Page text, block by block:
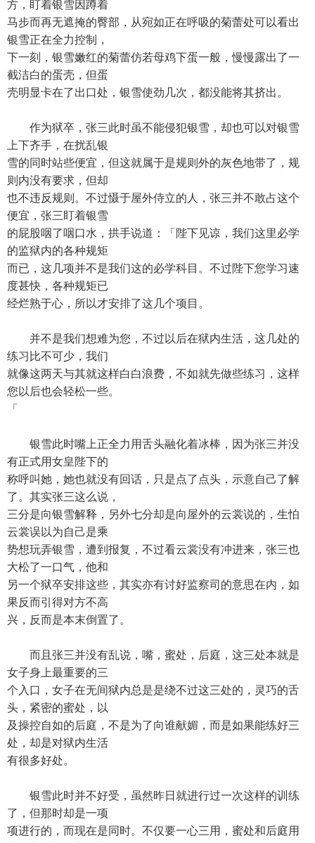
方，盯着银雪因蹲着
马步而再无遮掩的臀部，从宛如正在呼吸的菊蕾处可以看出
银雪正在全力控制，
下一刻，银雪嫩红的菊蕾仿若母鸡下蛋一般，慢慢露出了一
截洁白的蛋壳，但蛋
壳明显卡在了出口处，银雪使劲几次，都没能将其挤出。
作为狱卒，张三此时虽不能侵犯银雪，却也可以对银雪
上下齐手，在扰乱银
雪的同时站些便宜，但这就属于是规则外的灰色地带了，规
则内没有要求，但却
也不违反规则。不过慑于屋外侍立的人，张三并不敢占这个
便宜，张三盯着银雪
的屁股咽了咽口水，拱手说道：「陛下见谅，我们这里必学
的监狱内的各种规矩
而已，这几项并不是我们这的必学科目。不过陛下您学习速
度甚快，各种规矩已
经烂熟于心，所以才安排了这几个项目。
并不是我们想难为您，不过以后在狱内生活，这几处的
练习比不可少，我们
就像这两天与其就这样白白浪费，不如就先做些练习，这样
您以后也会轻松一些。
「
银雪此时嘴上正全力用舌头融化着冰棒，因为张三并没
有正式用女皇陛下的
称呼叫她，她也就没有回话，只是点了点头，示意自己了解
了。其实张三这么说，
三分是向银雪解释，另外七分却是向屋外的云裳说的，生怕
云裳误以为自己是乘
势想玩弄银雪，遭到报复，不过看云裳没有冲进来，张三也
大松了一口气，他和
另一个狱卒安排这些，其实亦有讨好监察司的意思在内，如
果反而引得对方不高
兴，反而是本末倒置了。
而且张三并没有乱说，嘴，蜜处，后庭，这三处本就是
女子身上最重要的三
个入口，女子在无间狱内总是是绕不过这三处的，灵巧的舌
头，紧密的蜜处，以
及操控自如的后庭，不是为了向谁献媚，而是如果能练好三
处，却是对狱内生活
有很多好处。
银雪此时并不好受，虽然昨日就进行过一次这样的训练
了，但那时却是一项
项进行的，而现在是同时。不仅要一心三用，蜜处和后庭用